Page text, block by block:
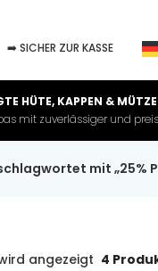
➡️ SICHER ZUR KASSE
HÜTE, KAPPEN &
mit zuverlässiger und
mit „25%
angezeigt 4